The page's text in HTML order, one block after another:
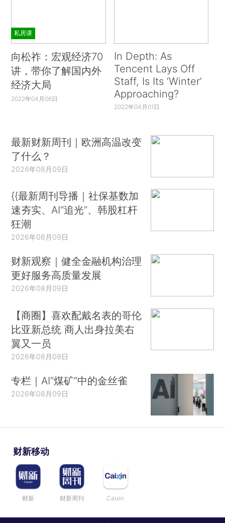
私房课
向松祚：宏观经济70
讲，带你了解国内外
经济大局
2022年04月06日
In Depth: As
Tencent Lays Off
Staff, Is Its ‘Winter’
Approaching?
2022年04月01日
最新财新周刊｜欧洲高温改变
了什么？
2026年08月09日
{{最新周刊导播｜社保基数加
速夯实、AI“追光”、韩股杠杆
狂潮
2026年08月09日
财新观察｜健全金融机构治理
更好服务高质量发展
2026年08月09日
【商圈】喜欢配戴名表的哥伦
比亚新总统 商人出身拉美右
翼又一员
2026年08月09日
专栏｜AI“煤矿”中的金丝雀
2026年08月09日
财新移动
财新 财新周刊 Caixin